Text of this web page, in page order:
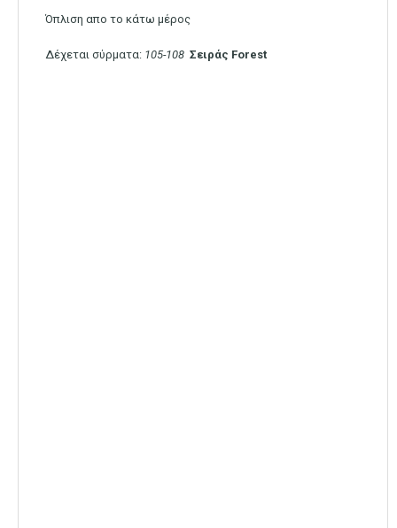
Όπλιση απο το κάτω μέρος
Δέχεται σύρματα: 105-108 Σειράς Forest